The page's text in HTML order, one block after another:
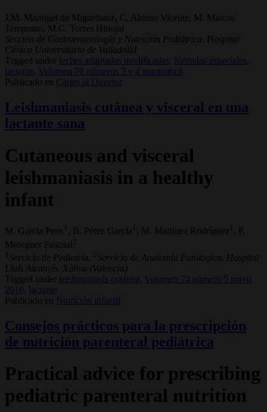
J.M. Marugán de Miguelsanz, C. Alonso Vicente, M. Marcos
Temprano, M.C. Torres Hinojal
Sección de Gastroenterología y Nutrición Pediátrica. Hospital
Clínico Universitario de Valladolid
Tagged under
leches adaptadas modificadas,
fórmulas especiales,
lactante,
Volumen 76 números 3 y 4 marzoabril
Publicado en
Cartas al Director
Leishmaniasis cutánea y visceral en una
lactante sana
Cutaneous and visceral
leishmaniasis in a healthy
infant
M. García Peris 1 , B. Pérez García 1 , M. Martínez Rodríguez 1
, P.
Meseguer Pascual
1 Servicio de Pediatría. 2 Servicio de Anatomía Patológica. Hospital
Lluís Alcanyís. Xàtiva (Valencia)
Tagged under
leishmaniasis cutánea,
Volumen 74 número 5 mayo
2016,
lactante
Publicado en
Nutrición infantil
Consejos prácticos para la prescripción
de nutrición parenteral pediátrica
Practical advice for prescribing
pediatric parenteral nutrition